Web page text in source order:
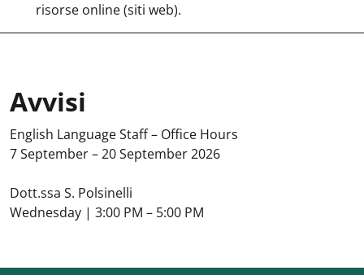
risorse online (siti web).
Avvisi
Avvisi:
English Language Staff – Office Hours
7 September – 20 September 2026
Dott.ssa S. Polsinelli
Wednesday | 3:00 PM – 5:00 PM